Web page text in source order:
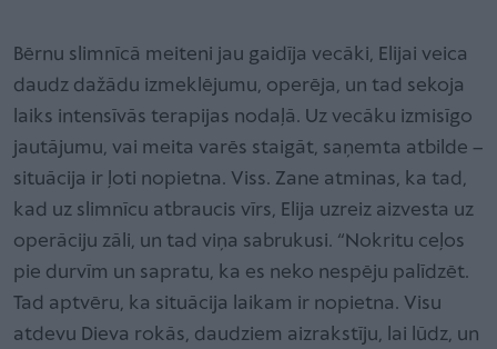
Bērnu slimnīcā meiteni jau gaidīja vecāki, Elijai veica
daudz dažādu izmeklējumu, operēja, un tad sekoja
laiks intensīvās terapijas nodaļā. Uz vecāku izmisīgo
jautājumu, vai meita varēs staigāt, saņemta atbilde –
situācija ir ļoti nopietna. Viss. Zane atminas, ka tad,
kad uz slimnīcu atbraucis vīrs, Elija uzreiz aizvesta uz
operāciju zāli, un tad viņa sabrukusi. “Nokritu ceļos
pie durvīm un sapratu, ka es neko nespēju palīdzēt.
Tad aptvēru, ka situācija laikam ir nopietna. Visu
atdevu Dieva rokās, daudziem aizrakstīju, lai lūdz, un